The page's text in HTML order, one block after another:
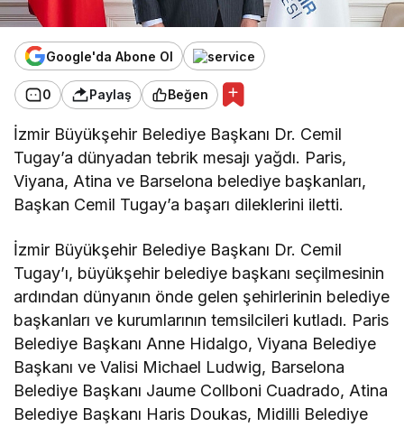
Google'da Abone Ol
0 Paylaş Beğen
İzmir Büyükşehir Belediye Başkanı Dr. Cemil
Tugay’a dünyadan tebrik mesajı yağdı. Paris,
Viyana, Atina ve Barselona belediye başkanları,
Başkan Cemil Tugay’a başarı dileklerini iletti.
İzmir Büyükşehir Belediye Başkanı Dr. Cemil
Tugay’ı, büyükşehir belediye başkanı seçilmesinin
ardından dünyanın önde gelen şehirlerinin belediye
başkanları ve kurumlarının temsilcileri kutladı. Paris
Belediye Başkanı Anne Hidalgo, Viyana Belediye
Başkanı ve Valisi Michael Ludwig, Barselona
Belediye Başkanı Jaume Collboni Cuadrado, Atina
Belediye Başkanı Haris Doukas, Midilli Belediye